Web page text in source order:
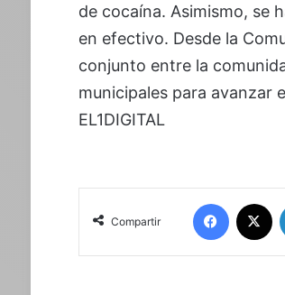
de cocaína. Asimismo, se
en efectivo. Desde la
conjunto entre la
municipales para avanzar
EL1DIGITAL
Compartir
Facebook